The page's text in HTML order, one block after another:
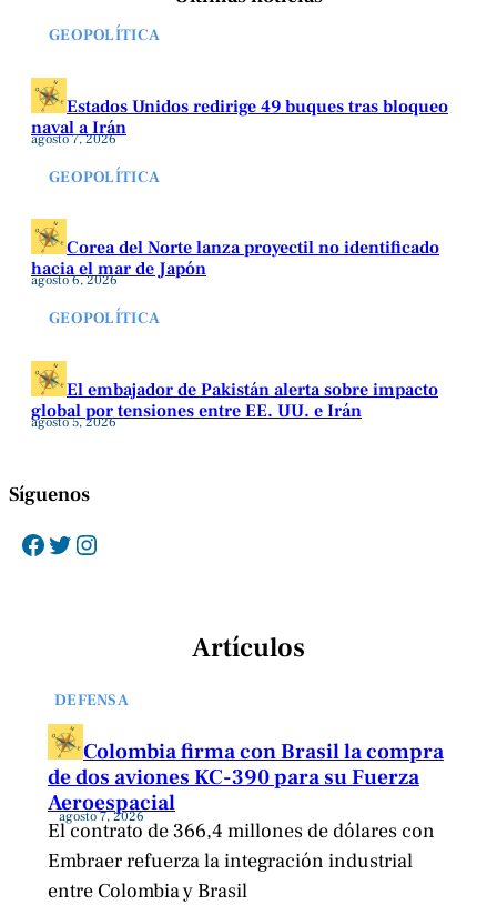
GEOPOLÍTICA
Estados Unidos redirige 49 buques tras bloqueo
naval a Irán
agosto 7, 2026
GEOPOLÍTICA
Corea del Norte lanza proyectil no identificado
hacia el mar de Japón
agosto 6, 2026
GEOPOLÍTICA
El embajador de Pakistán alerta sobre impacto
global por tensiones entre EE. UU. e Irán
agosto 5, 2026
Síguenos
Facebook Twitter Instagram
Artículos
DEFENSA
Colombia firma con Brasil la compra
de dos aviones KC-390 para su Fuerza
Aeroespacial
agosto 7, 2026
El contrato de 366,4 millones de dólares con
Embraer refuerza la integración industrial
entre Colombia y Brasil